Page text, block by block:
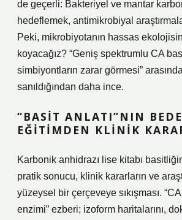
de geçerli: Bakteriyel ve mantar
hedeflemek, antimikrobiyal
Peki, mikrobiyotanın hassas
koyacağız? “Geniş spektrumlu CA
simbiyontların zarar görmesi”
sanıldığından daha ince.
“BASIT ANLATI”NIN
EĞITIMDEN KLINIK
Karbonik anhidrazı lise kitabı
pratik sonucu, klinik kararların ve
yüzeysel bir çerçeveye sıkışması.
enzimi” ezberi; izoform haritalarını,